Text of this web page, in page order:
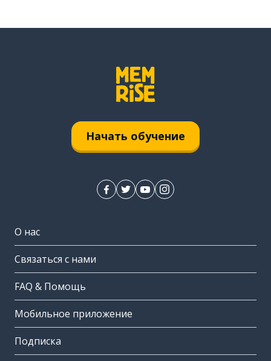
Начать обучение
О нас
Связаться с нами
FAQ & Помощь
Мобильное приложение
Подписка